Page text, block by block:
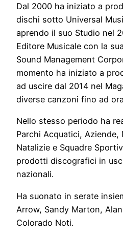
Dal 2000 ha iniziato a
dischi sotto Universal
aprendo il suo Studio nel
Editore Musicale con la
Sound Management
momento ha iniziato a
ad uscire dal 2014 nel
diverse canzoni fino ad
Nello stesso periodo ha
Parchi Acquatici,
Natalizie e Squadre
prodotti discografici in
nazionali.
Ha suonato in serate
Arrow, Sandy Marton,
Colorado Noti.